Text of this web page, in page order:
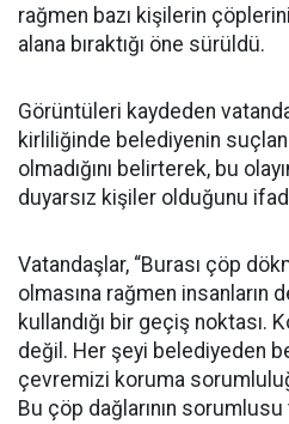
rağmen bazı kişilerin
alana bıraktığı öne sürüldü.
Görüntüleri kaydeden
kirliliğinde belediyenin
olmadığını belirterek, bu
duyarsız kişiler olduğunu
Vatandaşlar, “Burası çöp
olmasına rağmen insanların
kullandığı bir geçiş noktası.
değil. Her şeyi belediyeden
çevremizi koruma
Bu çöp dağlarının